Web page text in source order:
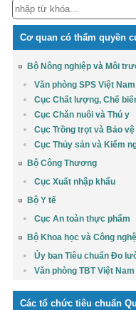
Cơ quan có thẩm quyền
Bộ Nông nghiệp và Môi
Văn phòng SPS Việt Nam
Cục Chất lượng, Chế
Cục Chăn nuôi và Thú y
Cục Trồng trọt và Bảo
Cục Thủy sản và Kiểm
Bộ Công Thương
Cục Xuất nhập khẩu
Bộ Y tế
Cục An toàn thực phẩm
Bộ Khoa học và Công nghệ
Ủy ban Tiêu chuẩn Đo
Văn phòng TBT Việt Nam
Các tổ chức tiêu chuẩn